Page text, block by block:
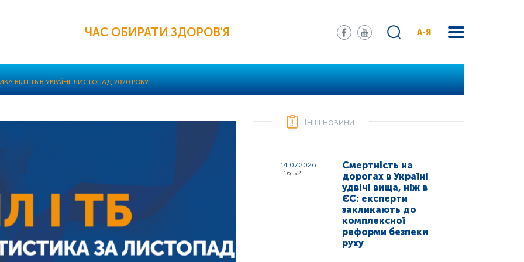
ЧАС ОБИРАТИ ЗДОРОВ'Я А-Я
ВІЛ І ТБ В УКРАЇНІ: ЛИСТОПАД 2020 РОКУ
Інші новини
14.07.2026
16:52
Смертність на
дорогах в Україні
удвічі вища, ніж в
ЄС: експерти
закликають до
комплексної
реформи безпеки
руху